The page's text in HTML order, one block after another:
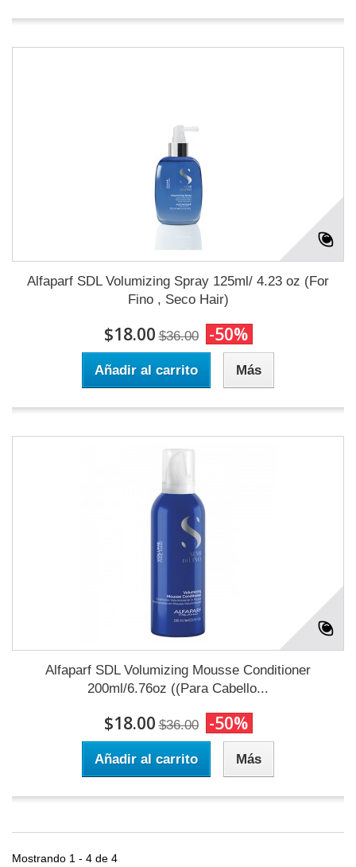
Alfaparf SDL Volumizing Spray 125ml/ 4.23 oz (For
Fino , Seco Hair)
$18.00 $36.00 -50%
Añadir al carrito Más
Alfaparf SDL Volumizing Mousse Conditioner
200ml/6.76oz ((Para Cabello...
$18.00 $36.00 -50%
Añadir al carrito Más
Mostrando 1 - 4 de 4